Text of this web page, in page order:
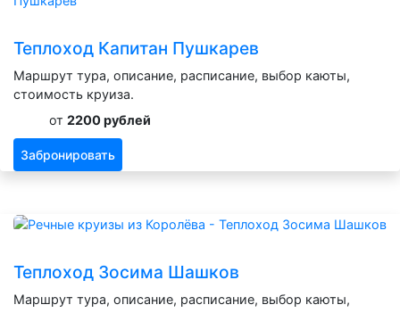
Теплоход Капитан Пушкарев
Маршрут тура, описание, расписание, выбор каюты,
стоимость круиза.
от 2200 рублей
Забронировать
Теплоход Зосима Шашков
Маршрут тура, описание, расписание, выбор каюты,